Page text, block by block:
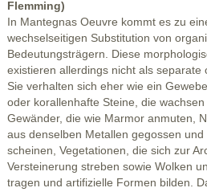
Flemming)
In Mantegnas Oeuvre kommt es zu
wechselseitigen Substitution von
Bedeutungsträgern. Diese
existieren allerdings nicht als separate
Sie verhalten sich eher wie ein
oder korallenhafte Steine, die
Gewänder, die wie Marmor anmuten,
aus denselben Metallen gegossen
scheinen, Vegetationen, die sich zur
Versteinerung streben sowie Wolken
tragen und artifizielle Formen bilden.